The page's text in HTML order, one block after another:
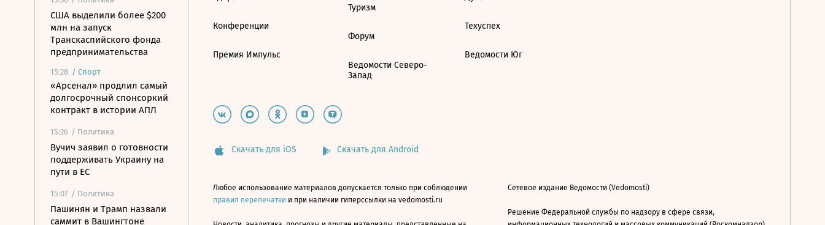
США выделили более $200
млн на запуск
Транскаспийского фонда
предпринимательства
15:28 / Спорт
«Арсенал» продлил самый
долгосрочный спонсоркий
контракт в истории АПЛ
15:26 / Политика
Вучич заявил о готовности
поддерживать Украину на
пути в ЕС
15:07 / Политика
Пашинян и Трамп назвали
саммит в Вашингтоне
Конференции
Премия Импульс
Туризм
Форум
Ведомости Северо-
Запад
Техуспех
Ведомости Юг
Скачать для iOS Скачать для Android
Любое использование материалов допускается только при соблюдении
правил перепечатки и при наличии гиперссылки на vedomosti.ru
Сетевое издание Ведомости (Vedomosti)
Решение Федеральной службы по надзору в сфере связи,